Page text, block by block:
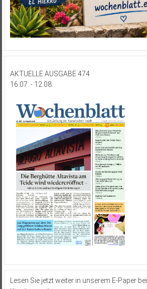
AKTUELLE AUSGABE 474
16.07. - 12.08.
Lesen Sie jetzt weiter in unserem E-Paper bei